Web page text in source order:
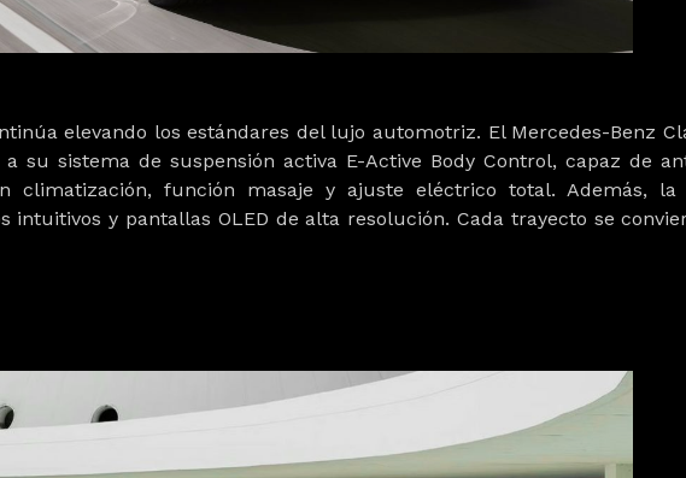
elevando los estándares del lujo automotriz. El Mercedes-Benz
su sistema de suspensión activa E-Active Body Control, capaz de
climatización, función masaje y ajuste eléctrico total. Además, la
intuitivos y pantallas OLED de alta resolución. Cada trayecto se